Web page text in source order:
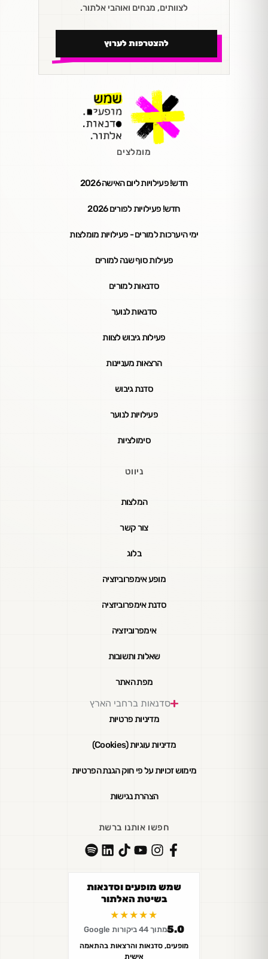
לצוותים, מנחים ואוהבי אלתור.
להצטרפות לערוץ
מומלצים
חדש! פעילויות ליום האישה 2026
חדש! פעילויות לפורים 2026
ימי היערכות למורים - פעילויות מומלצות
פעילות סוף שנה למורים
סדנאות למורים
סדנאות לנוער
פעילות גיבוש לצוות
הרצאות מעניינות
סדנת גיבוש
פעילויות לנוער
סימולציות
ניווט
המלצות
צור קשר
בלוג
מופע אימפרוביזציה
סדנת אימפרוביזציה
אימפרוביזציה
שאלות ותשובות
מפת האתר
סדנאות ברחבי הארץ
מדיניות פרטיות
מדיניות עוגיות (Cookies)
מימוש זכויות על פי חוק הגנת הפרטיות
הצהרת נגישות
חפשו אותנו ברשת
שמש מופעים וסדנאות
בשיטת האלתור
★★★★★
5.0מתוך 44 ביקורות Google
מופעים, סדנאות והרצאות בהתאמה
אישית